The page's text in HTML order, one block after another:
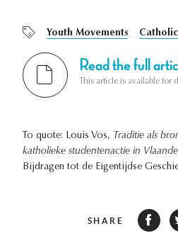
Youth Movements
Read the full
This article is available for
To quote: Louis Vos, Traditie als
katholieke studentenactie in
Bijdragen tot de Eigentijdse
SHARE